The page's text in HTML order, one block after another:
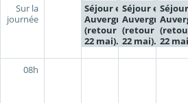
Séjour en
Auvergne
(retour le
22 mai).
Séjour en
Auvergne
(retour le
22 mai). 22
Sur la
journée
08h